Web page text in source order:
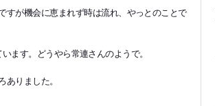
すが機会に恵まれず時は流れ、やっとのことで
ます。どうやら常連さんのようで。
りました。